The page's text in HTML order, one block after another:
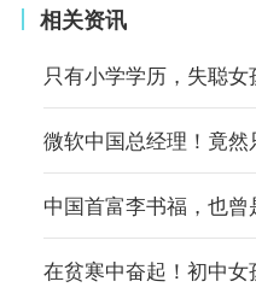
相关资讯
只有小学学历，失聪
微软中国总经理！竟
中国首富李书福，也曾
在贫寒中奋起！初中